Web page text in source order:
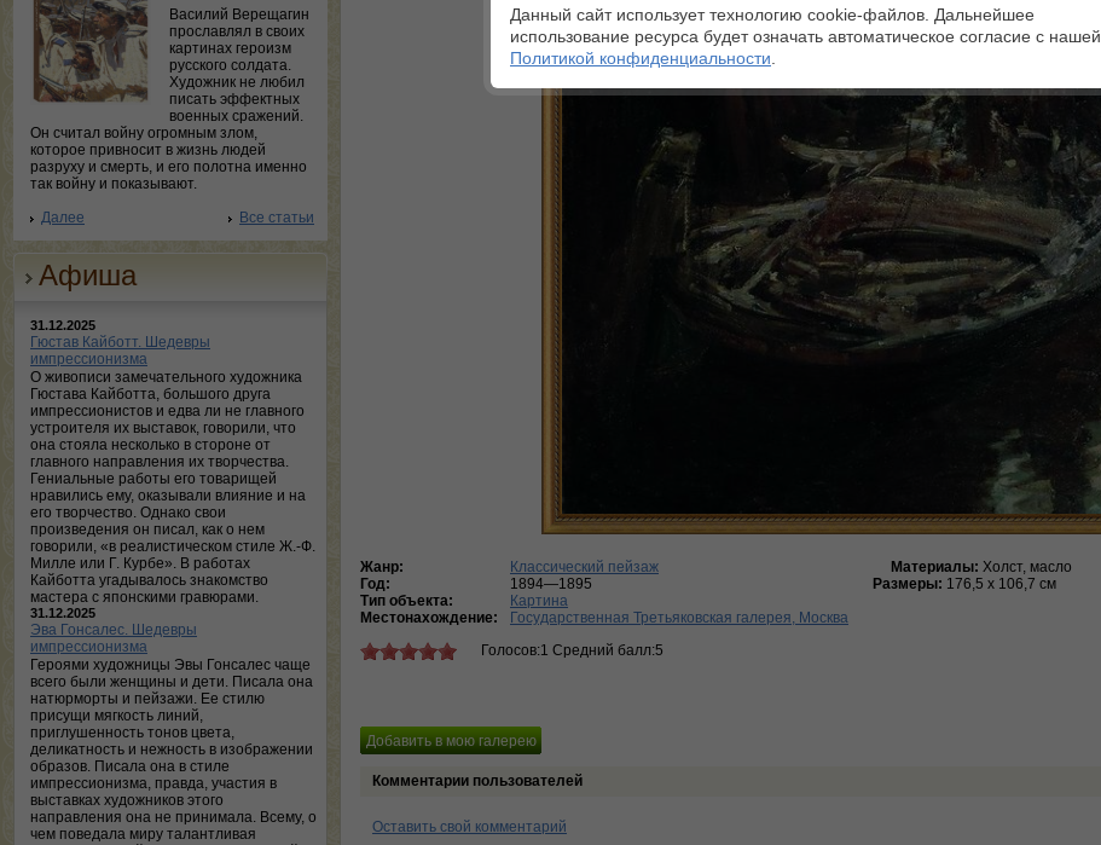
Василий Верещагин
прославлял в своих
картинах героизм
русского солдата.
Художник не любил
писать эффектных
военных сражений.
Он считал войну огромным злом,
которое привносит в жизнь людей
разруху и смерть, и его полотна именно
так войну и показывают.
Далее
Все статьи
Афиша
31.12.2025
Гюстав Кайботт. Шедевры
импрессионизма
О живописи замечательного художника
Гюстава Кайботта, большого друга
импрессионистов и едва ли не главного
устроителя их выставок, говорили, что
она стояла несколько в стороне от
главного направления их творчества.
Гениальные работы его товарищей
нравились ему, оказывали влияние и на
его творчество. Однако свои
произведения он писал, как о нем
говорили, «в реалистическом стиле Ж.-Ф.
Милле или Г. Курбе». В работах
Кайботта угадывалось знакомство
мастера с японскими гравюрами.
31.12.2025
Эва Гонсалес. Шедевры
импрессионизма
Героями художницы Эвы Гонсалес чаще
всего были женщины и дети. Писала она
натюрморты и пейзажи. Ее стилю
присущи мягкость линий,
приглушенность тонов цвета,
деликатность и нежность в изображении
образов. Писала она в стиле
импрессионизма, правда, участия в
выставках художников этого
направления она не принимала. Всему, о
чем поведала миру талантливая
Жанр:
Классический пейзаж
Год:
1894—1895
Тип объекта:
Картина
Местонахождение:
Государственная Третьяковская галерея, Москва
Голосов:1 Средний балл:5
Материалы: Холст, масло
Размеры: 176,5 х 106,7 см
Комментарии пользователей
Оставить свой комментарий
Данный сайт использует технологию cookie-файлов. Дальнейшее
использование ресурса будет означать автоматическое согласие с нашей
Политикой конфиденциальности